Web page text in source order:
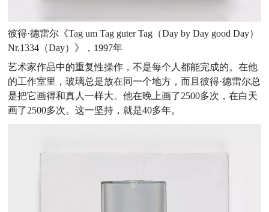
彼得·德雷尔《Tag um Tag guter Tag（Day by Day good Day）
Nr.1334（Day）》，1997年
艺术家作品中的重复性操作，不是每个人都能完成的。在他
的工作室里，玻璃总是放在同一个地方，而且彼得·德雷尔总
是把它画得和真人一样大。他在晚上画了2500多次，在白天
画了2500多次。这一坚持，就是40多年。